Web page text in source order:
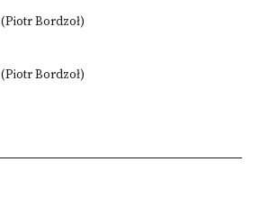
Bordzoł)
Bordzoł)